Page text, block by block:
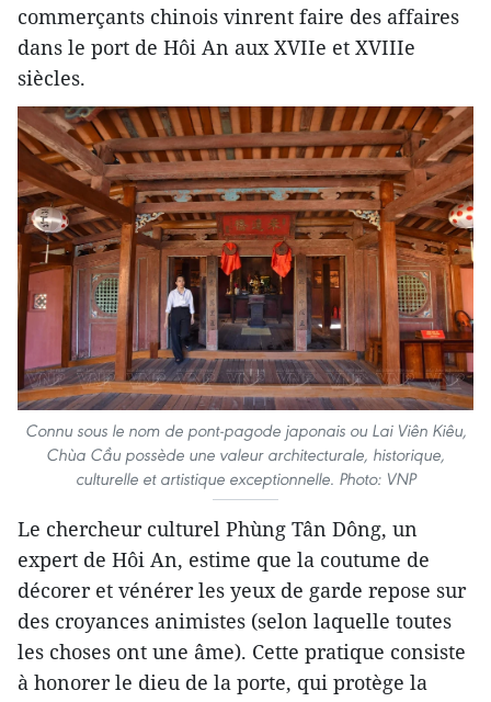
commerçants chinois vinrent faire des affaires
dans le port de Hôi An aux XVIIe et XVIIIe
siècles.
Connu sous le nom de pont-pagode japonais ou Lai Viên Kiêu,
Chùa Cầu possède une valeur architecturale, historique,
culturelle et artistique exceptionnelle. Photo: VNP
Le chercheur culturel Phùng Tân Dông, un
expert de Hôi An, estime que la coutume de
décorer et vénérer les yeux de garde repose sur
des croyances animistes (selon laquelle toutes
les choses ont une âme). Cette pratique consiste
à honorer le dieu de la porte, qui protège la